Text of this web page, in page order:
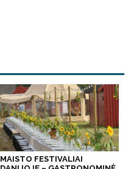
MAISTO FESTIVALIAI